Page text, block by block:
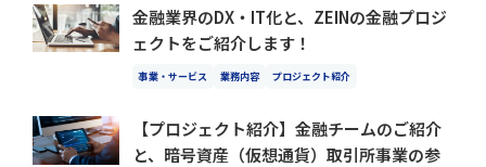
金融業界のDX・IT化と、ZEINの金融プロジ
ェクトをご紹介します！
事業・サービス 業務内容 プロジェクト紹介
【プロジェクト紹介】金融チームのご紹介
と、暗号資産（仮想通貨）取引所事業の参